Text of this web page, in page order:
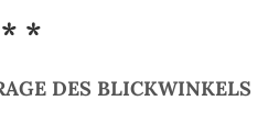
*
DES BLICKWINKELS